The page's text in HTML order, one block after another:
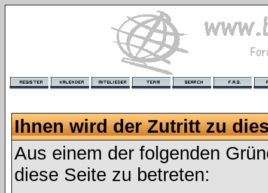
Ihnen wird der Zutritt zu
Aus einem der folgenden
diese Seite zu betreten: